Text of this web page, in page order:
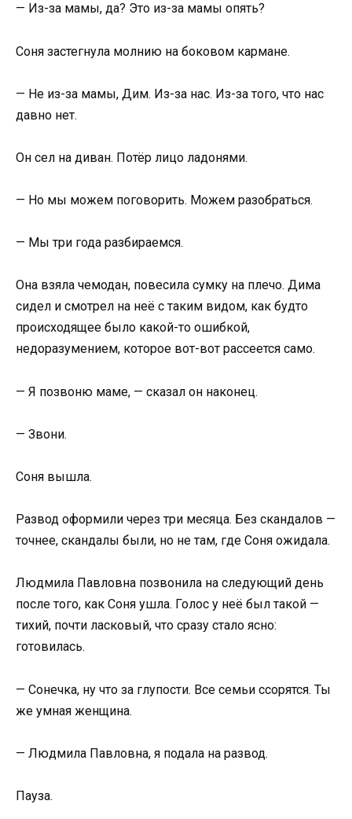
— Из-за мамы, да? Это из-за мамы опять?
Соня застегнула молнию на боковом кармане.
— Не из-за мамы, Дим. Из-за нас. Из-за того, что нас
давно нет.
Он сел на диван. Потёр лицо ладонями.
— Но мы можем поговорить. Можем разобраться.
— Мы три года разбираемся.
Она взяла чемодан, повесила сумку на плечо. Дима
сидел и смотрел на неё с таким видом, как будто
происходящее было какой-то ошибкой,
недоразумением, которое вот-вот рассеется само.
— Я позвоню маме, — сказал он наконец.
— Звони.
Соня вышла.
Развод оформили через три месяца. Без скандалов —
точнее, скандалы были, но не там, где Соня ожидала.
Людмила Павловна позвонила на следующий день
после того, как Соня ушла. Голос у неё был такой —
тихий, почти ласковый, что сразу стало ясно:
готовилась.
— Сонечка, ну что за глупости. Все семьи ссорятся. Ты
же умная женщина.
— Людмила Павловна, я подала на развод.
Пауза.